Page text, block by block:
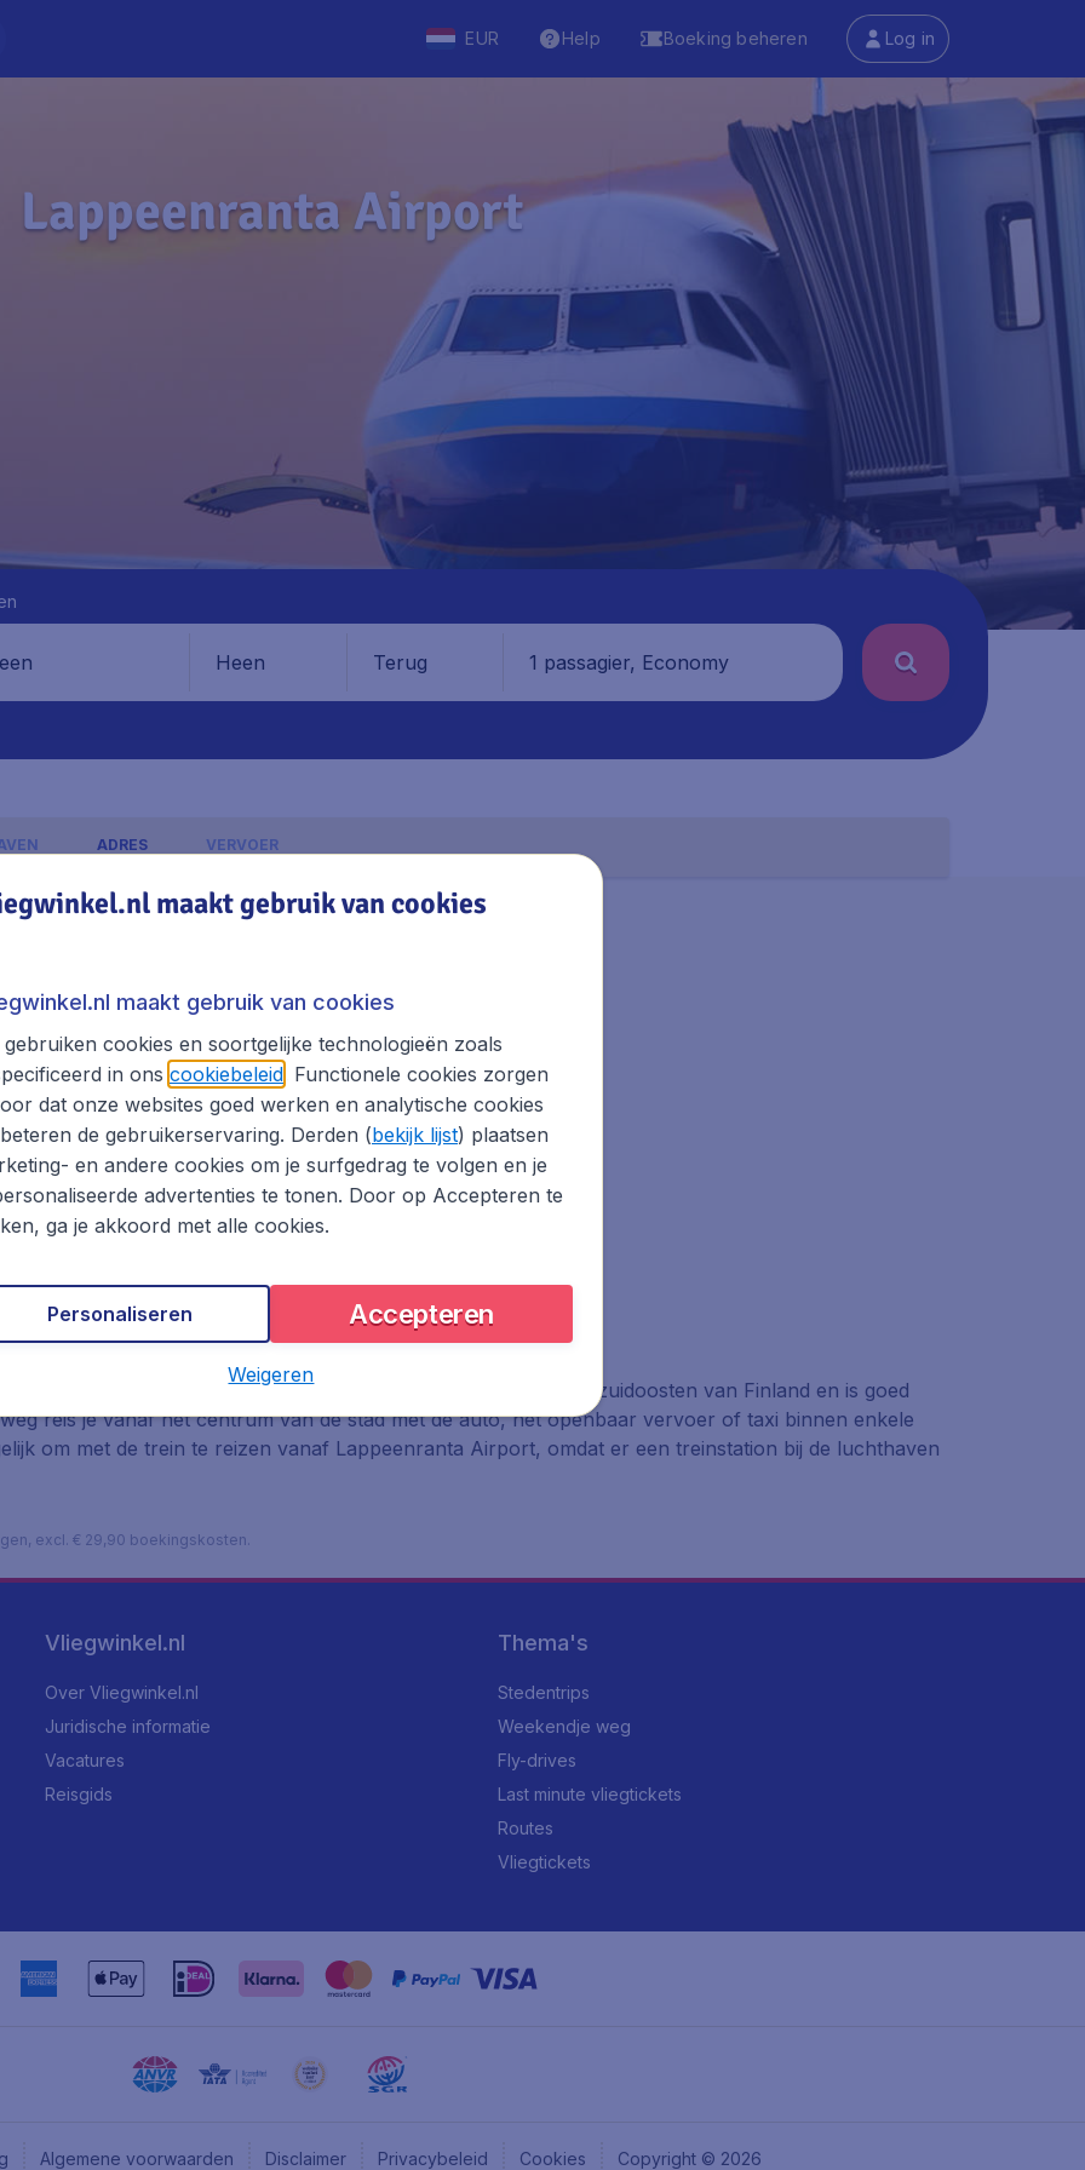
EUR Help Boeking beheren Log in
Lappeenranta Airport
Heen Terug 1 passagier, Economy
ADRES VERVOER
Airport
excl. € 29,90 boekingskosten.
Airport
de steden Helsinki en St. Petersburg. De luchthaven ligt in het zuidoosten van Finland en is goed
reis je vanaf het centrum van de stad met de auto, het openbaar vervoer of taxi binnen enkele
om met de trein te reizen vanaf Lappeenranta Airport, omdat er een treinstation bij de luchthaven
excl. € 29,90 boekingskosten.
Vliegwinkel.nl
Over Vliegwinkel.nl
Juridische informatie
Vacatures
Reisgids
Thema's
Stedentrips
Weekendje weg
Fly-drives
Last minute vliegtickets
Routes
Vliegtickets
Algemene voorwaarden Disclaimer Privacybeleid Cookies Copyright © 2026
maakt gebruik van cookies
maakt gebruik van cookies
gebruiken cookies en soortgelijke technologieën zoals
in ons cookiebeleid. Functionele cookies zorgen
dat onze websites goed werken en analytische cookies
de gebruikerservaring. Derden (bekijk lijst) plaatsen
en andere cookies om je surfgedrag te volgen en je
advertenties te tonen. Door op Accepteren te
ga je akkoord met alle cookies.
Accepteren
Personaliseren
Weigeren